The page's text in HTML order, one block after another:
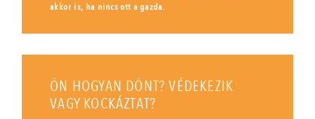
akkor is, ha nincs ott a gazda.
ÖN HOGYAN DÖNT? VÉDEKEZIK
VAGY KOCKÁZTAT?